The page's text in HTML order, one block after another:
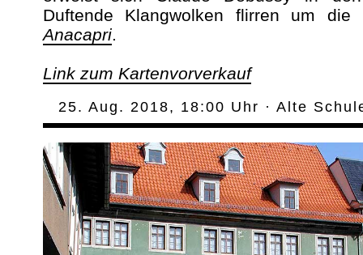
Duftende Klangwolken flirren um die
Anacapri.
Link zum Kartenvorverkauf
25. Aug. 2018, 18:00 Uhr · Alte